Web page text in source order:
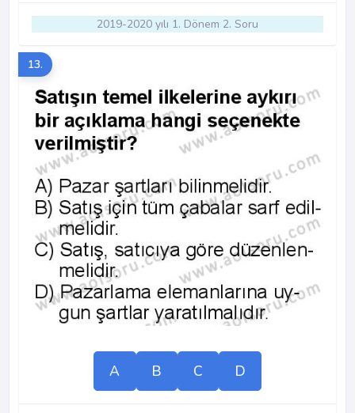
2019-2020 yılı 1. Dönem 2. Soru
13.
A B C D